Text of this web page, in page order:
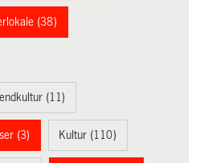
(38)
(11)
(3) Kultur (110)